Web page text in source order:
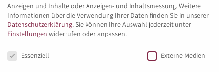
Samstag:
05:15 – 13:30 Uhr
Sonn- und Feiertags:
Anzeigen und Inhalte oder Anzeigen- und Inhaltsmessung.Weitere
Informationen über die Verwendung Ihrer Daten finden Sie in unserer
Datenschutzerklärung. Sie können Ihre Auswahl jederzeit unter
Einstellungen widerrufen oder anpassen.
Essenziell Externe Medien